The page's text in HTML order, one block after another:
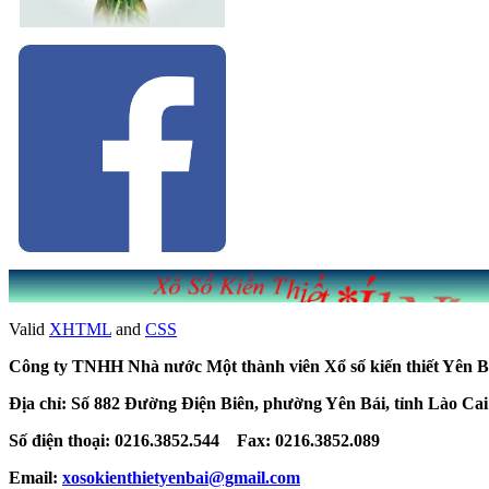
Valid XHTML and CSS
Công ty TNHH Nhà nước Một thành viên Xổ số kiến thiết Yên
Địa chỉ: Số 882 Đường Điện Biên, phường Yên Bái, tỉnh Lào Cai
Số điện thoại: 0216.3852.544 Fax: 0216.3852.089
Email: xosokienthietyenbai@gmail.com